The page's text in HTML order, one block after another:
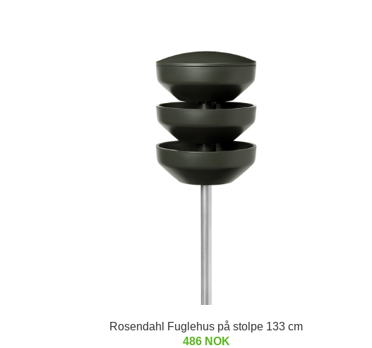
Rosendahl Fuglehus på stolpe 133 cm
486 NOK